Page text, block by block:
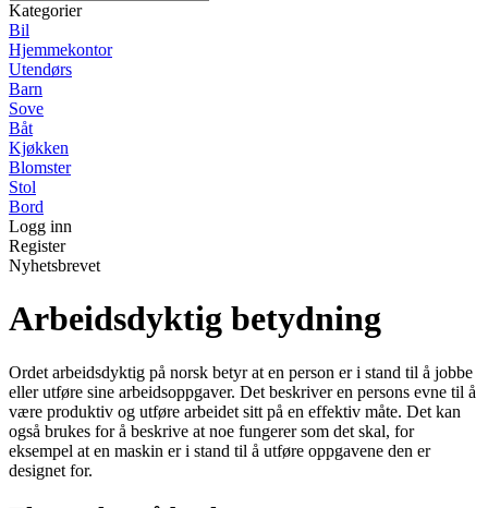
Kategorier
Bil
Hjemmekontor
Utendørs
Barn
Sove
Båt
Kjøkken
Blomster
Stol
Bord
Logg inn
Register
Nyhetsbrevet
Arbeidsdyktig betydning
Ordet arbeidsdyktig på norsk betyr at en person er i stand til å jobbe
eller utføre sine arbeidsoppgaver. Det beskriver en persons evne til å
være produktiv og utføre arbeidet sitt på en effektiv måte. Det kan
også brukes for å beskrive at noe fungerer som det skal, for
eksempel at en maskin er i stand til å utføre oppgavene den er
designet for.